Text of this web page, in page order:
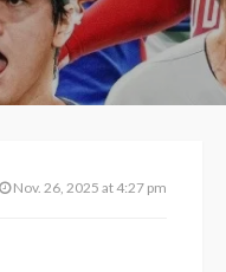
Nov. 26, 2025 at 4:27 pm